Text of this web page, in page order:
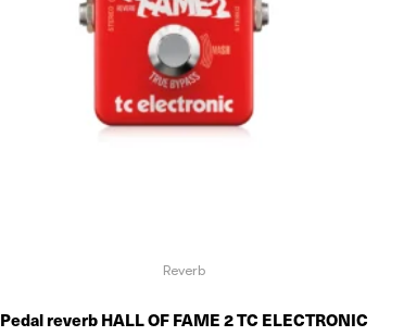
Reverb
Pedal reverb HALL OF FAME 2 TC ELECTRONIC